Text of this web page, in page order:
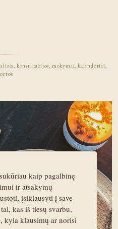
konsultacijos, mokymai, kalendoriai,
kaip pagalbinę
ir atsakymų
įsiklausyti į save
kas iš tiesų svarbu,
kyla klausimų ar norisi